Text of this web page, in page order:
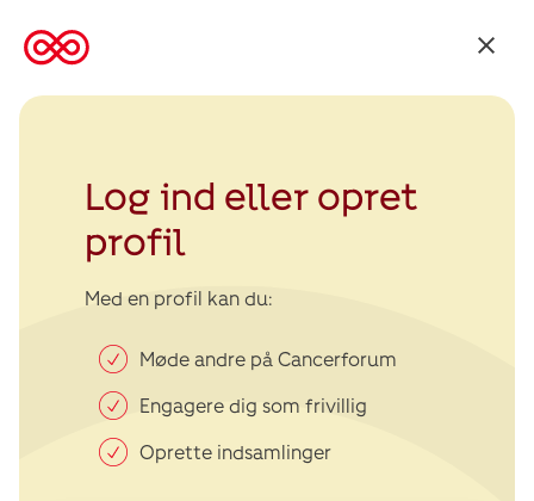
Tilbage
Kræftens
Log ind eller opret
profil
Med en profil kan du:
Møde andre på Cancerforum
Engagere dig som frivillig
Oprette indsamlinger